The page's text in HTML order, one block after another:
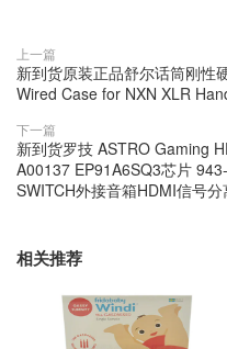
上一篇
新到货原装正品舒尔话筒刚性
Wired Case for NXN XLR
下一篇
新到货罗技 ASTRO Gaming
A00137 EP91A6SQ3芯片
SWITCH外接音箱HDMI信号
相关推荐